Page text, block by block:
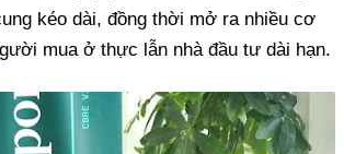
kéo dài, đồng thời mở ra nhiều cơ
mua ở thực lẫn nhà đầu tư dài hạn.